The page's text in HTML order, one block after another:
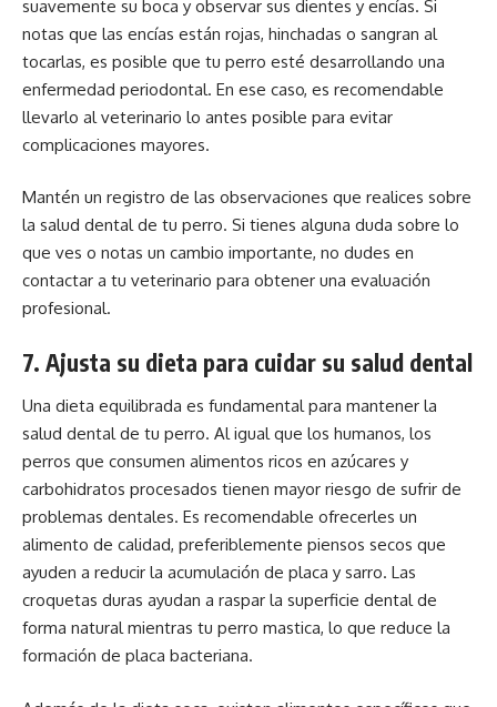
suavemente su boca y observar sus dientes y encías. Si
notas que las encías están rojas, hinchadas o sangran al
tocarlas, es posible que tu perro esté desarrollando una
enfermedad periodontal. En ese caso, es recomendable
llevarlo al veterinario lo antes posible para evitar
complicaciones mayores.
Mantén un registro de las observaciones que realices sobre
la salud dental de tu perro. Si tienes alguna duda sobre lo
que ves o notas un cambio importante, no dudes en
contactar a tu veterinario para obtener una evaluación
profesional.
7. Ajusta su dieta para cuidar su salud dental
Una dieta equilibrada es fundamental para mantener la
salud dental de tu perro. Al igual que los humanos, los
perros que consumen alimentos ricos en azúcares y
carbohidratos procesados tienen mayor riesgo de sufrir de
problemas dentales. Es recomendable ofrecerles un
alimento de calidad, preferiblemente piensos secos que
ayuden a reducir la acumulación de placa y sarro. Las
croquetas duras ayudan a raspar la superficie dental de
forma natural mientras tu perro mastica, lo que reduce la
formación de placa bacteriana.